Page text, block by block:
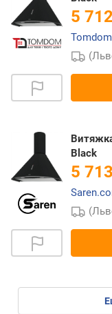
5 712
Black
5 713